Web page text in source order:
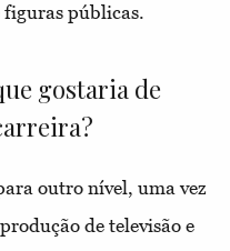
figuras públicas.
gostaria de
outro nível, uma vez
de televisão e